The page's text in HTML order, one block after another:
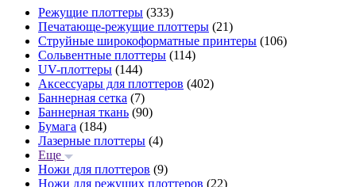
Режущие плоттеры (333)
Печатающе-режущие плоттеры (21)
Струйные широкоформатные принтеры (106)
Сольвентные плоттеры (114)
UV-плоттеры (144)
Аксессуары для плоттеров (402)
Баннерная сетка (7)
Баннерная ткань (90)
Бумага (184)
Лазерные плоттеры (4)
Еще
Ножи для плоттеров (9)
Ножи для режущих плоттеров (22)